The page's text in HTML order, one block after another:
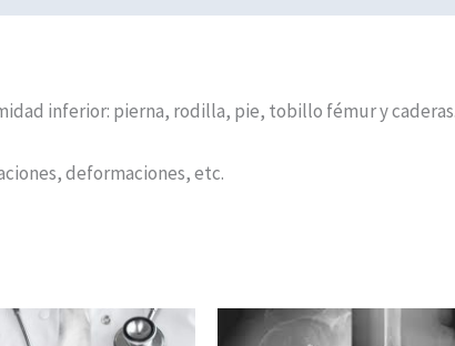
inferior: pierna, rodilla, pie, tobillo fémur y
deformaciones, etc.